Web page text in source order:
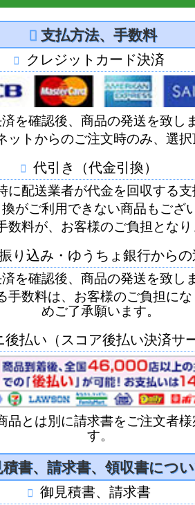
支払方法、手数料
クレジットカード決済
済を確認後、商品の発送を致し
ットからのご注文時のみ、選
代引き（代金引換）
に配送業者が代金を回収する
がご利用できない商品もござ
数料が、お客様のご負担とな
り込み・ゆうちょ銀行から
済を確認後、商品の発送を致し
手数料は、お客様のご負担に
めご了承願います。
後払い（スコア後払い決済サ
品とは別に請求書をご注文者
す。
積書、請求書、領収書につ
御見積書、請求書